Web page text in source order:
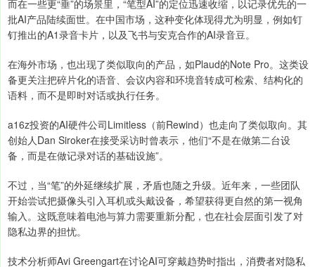
而在一些更“垂”的场景里，“笔型AI”的定位迅速收缩，以记录优先的一
批AI产品陆续面世。在中国市场，这种变化体现得尤为明显，例如钉
钉推出的A1录音卡片，以及飞书与安克合作的AI录音豆。
在海外市场，也出现了类似取向的产品，如Plaud的Note Pro。这类设
备更关注把碎片化的语音、会议内容和环境音转成可检索、结构化的
语料，而不是即时对话或执行任务。
a16z投资的AI硬件公司Limitless（前Rewind）也走向了类似取向。其
创始人Dan Siroker在接受采访时曾表示，他们“不是在做第二台设
备，而是在做记录对话的基础设施”。
不过，当“笔”的外延继续扩展，矛盾也随之升级。近年来，一些团队
开始尝试把摄像头引入耳机或头戴设备，希望获得更自然的第一视角
输入。这既意味着电池与算力需要重新分配，也在社会层面引发了对
隐私边界的担忧。
技术分析师Avi Greengart在讨论AI可穿戴趋势时指出，消费者对隐私